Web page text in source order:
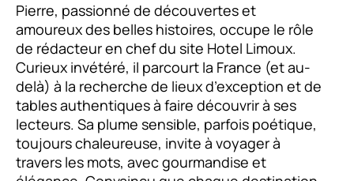
Pierre, passionné de découvertes et
amoureux des belles histoires, occupe le rôle
de rédacteur en chef du site Hotel Limoux.
Curieux invétéré, il parcourt la France (et au-
delà) à la recherche de lieux d’exception et de
tables authentiques à faire découvrir à ses
lecteurs. Sa plume sensible, parfois poétique,
toujours chaleureuse, invite à voyager à
travers les mots, avec gourmandise et